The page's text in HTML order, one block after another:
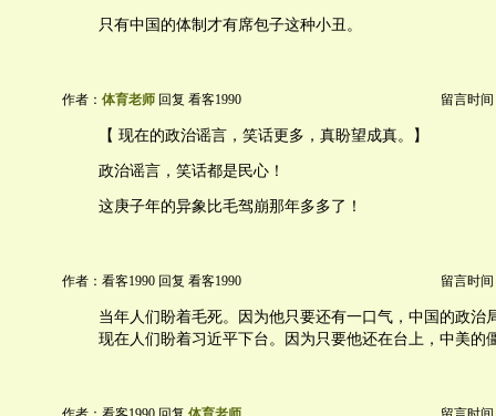
只有中国的体制才有席包子这种小丑。
作者： 体育老师 回复 看客1990 留言时间
【 现在的政治谣言，笑话更多，真盼望成真。】
政治谣言，笑话都是民心！
这庚子年的异象比毛驾崩那年多多了！
作者：看客1990 回复 看客1990 留言时间
当年人们盼着毛死。因为他只要还有一口气，中国的政治
现在人们盼着习近平下台。因为只要他还在台上，中美的